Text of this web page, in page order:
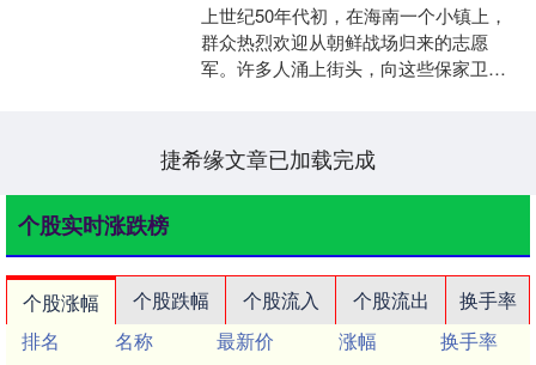
上世纪50年代初，在海南一个小镇上，
群众热烈欢迎从朝鲜战场归来的志愿
军。许多人涌上街头，向这些保家卫国
捷希缘文章已加载完成
个股实时涨跌榜
个股涨幅 个股跌幅 个股流入 个股流出
换手率
排名
名称 最新价 涨幅
换手率